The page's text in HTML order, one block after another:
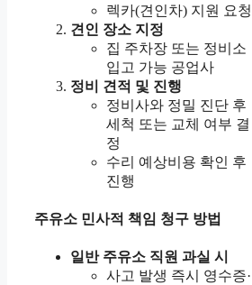
렉카(견인차) 지원 요청
견인 장소 지정
집 주차장 또는 정비소
입고 가능 공업사
정비 견적 및 진행
정비사와 정밀 진단 후
세척 또는 교체 여부 결
정
수리 예상비용 확인 후
진행
주유소 민사적 책임 청구 방법
일반 주유소 직원 과실 시
사고 발생 즉시 영수증·